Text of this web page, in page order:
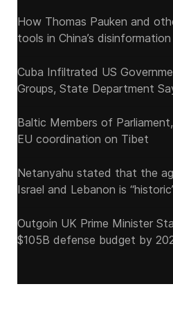
How Thomas Pauken and
tools in China’s
Cuba Infiltrated US
Groups, State Department
Baltic Members of
EU coordination on Tibet
Netanyahu stated that the
Israel and Lebanon is
Outgoin UK Prime Minister
$105B defense budget by